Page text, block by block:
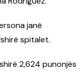
janë
spitalet.
2,624 punonjës